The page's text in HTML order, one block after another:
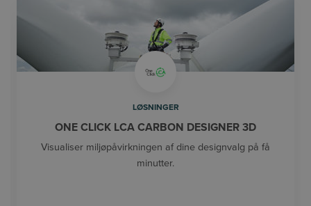
LØSNINGER
ONE CLICK LCA CARBON DESIGNER 3D
Visualiser miljøpåvirkningen af dine designvalg på få
minutter.